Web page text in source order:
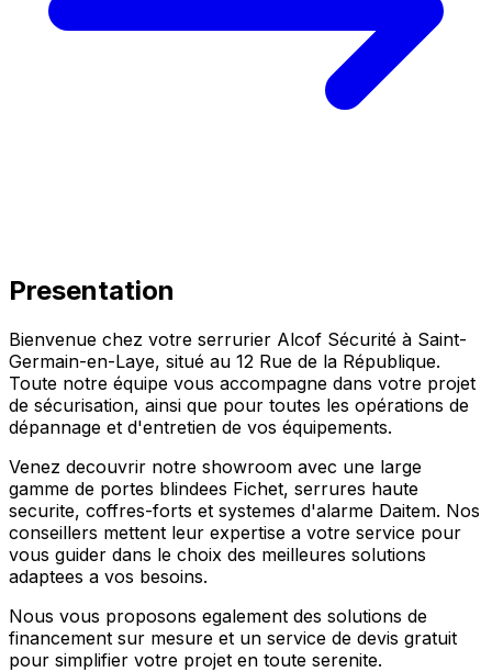
Presentation
Bienvenue chez votre serrurier Alcof Sécurité à Saint-
Germain-en-Laye, situé au 12 Rue de la République.
Toute notre équipe vous accompagne dans votre projet
de sécurisation, ainsi que pour toutes les opérations de
dépannage et d'entretien de vos équipements.
Venez decouvrir notre showroom avec une large
gamme de portes blindees Fichet, serrures haute
securite, coffres-forts et systemes d'alarme Daitem. Nos
conseillers mettent leur expertise a votre service pour
vous guider dans le choix des meilleures solutions
adaptees a vos besoins.
Nous vous proposons egalement des solutions de
financement sur mesure et un service de devis gratuit
pour simplifier votre projet en toute serenite.